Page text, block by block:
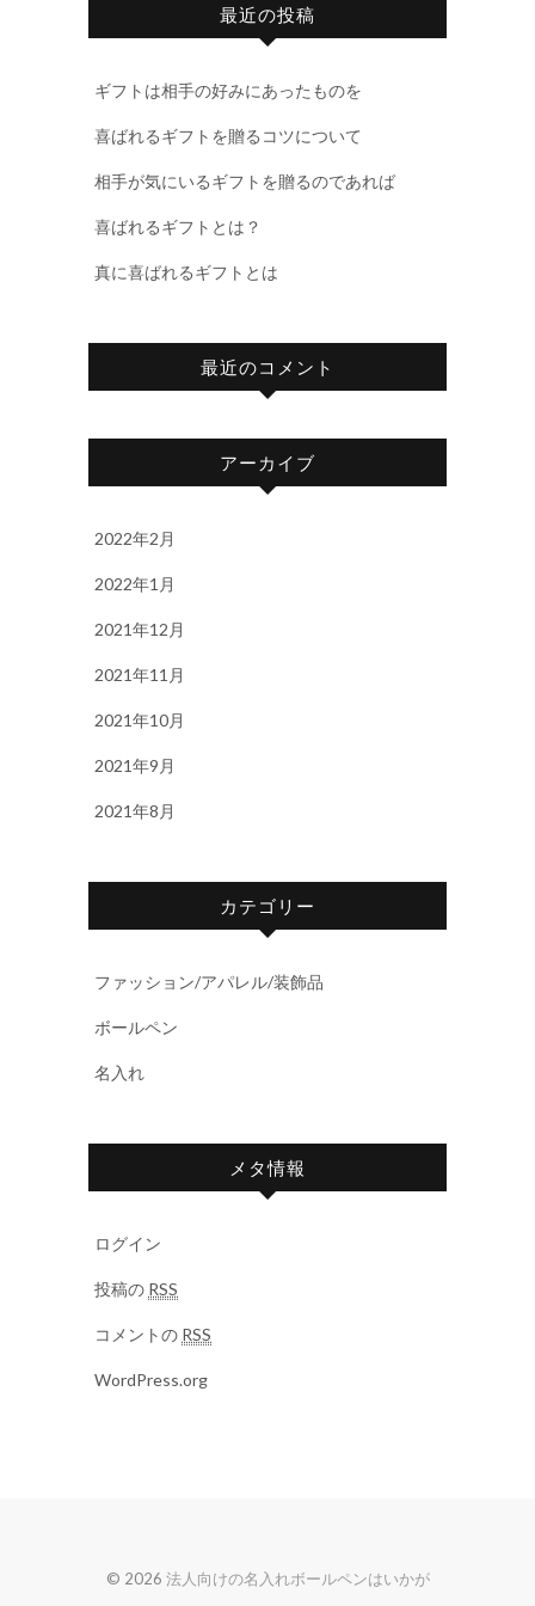
最近の投稿
ギフトは相手の好みにあったものを
喜ばれるギフトを贈るコツについて
相手が気にいるギフトを贈るのであれば
喜ばれるギフトとは？
真に喜ばれるギフトとは
最近のコメント
アーカイブ
2022年2月
2022年1月
2021年12月
2021年11月
2021年10月
2021年9月
2021年8月
カテゴリー
ファッション/アパレル/装飾品
ボールペン
名入れ
メタ情報
ログイン
投稿の RSS
コメントの RSS
WordPress.org
© 2026 法人向けの名入れボールペンはいかが